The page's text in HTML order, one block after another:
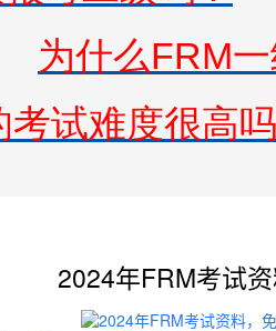
为什么FRM
考试难度很高